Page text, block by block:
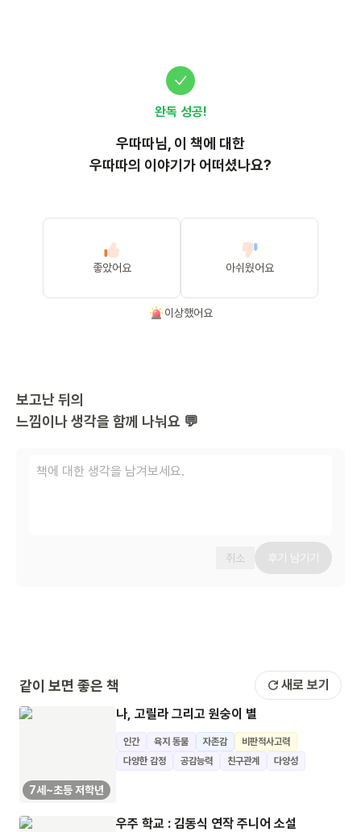
완독 성공!
우따따님, 이 책에 대한
우따따의 이야기가 어떠셨나요?
좋았어요 아쉬웠어요
이상했어요
보고난 뒤의
느낌이나 생각을 함께 나눠요 💬
취소 후기 남기기
같이 보면 좋은 책 새로 보기
7세~초등 저학년
나, 고릴라 그리고 원숭이 별
인간 육지 동물 자존감
비판적사고력
다양한 감정
공감능력 친구관계 다양성
우주 학교 : 김동식 연작 주니어 소설